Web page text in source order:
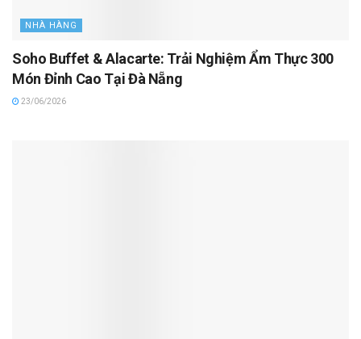
NHÀ HÀNG
Soho Buffet & Alacarte: Trải Nghiệm Ẩm Thực 300
Món Đỉnh Cao Tại Đà Nẵng
23/06/2026